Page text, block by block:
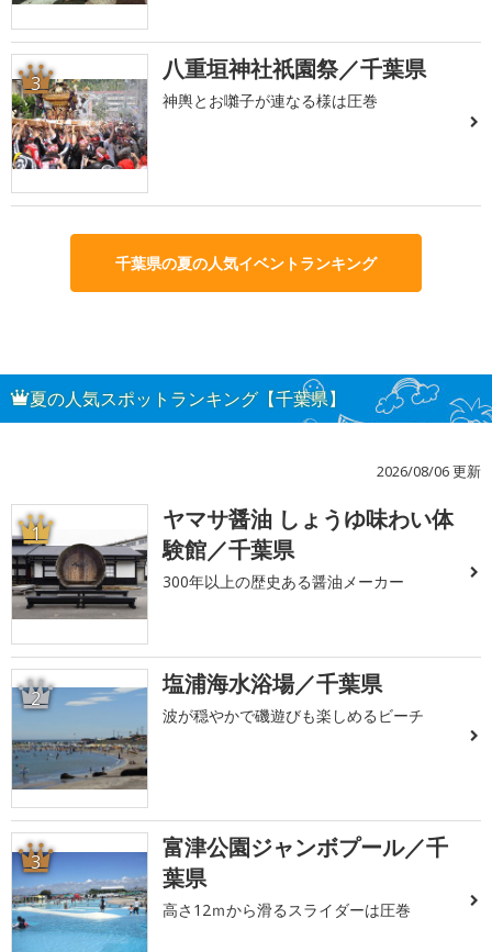
3 八重垣神社祇園祭／千葉県
神輿とお囃子が連なる様は圧巻
千葉県の夏の人気イベントランキング
夏の人気スポットランキング【千葉県】
2026/08/06 更新
1
ヤマサ醤油 しょうゆ味わい体
験館／千葉県
300年以上の歴史ある醤油メーカー
2 塩浦海水浴場／千葉県
波が穏やかで磯遊びも楽しめるビーチ
3
富津公園ジャンボプール／千
葉県
高さ12ｍから滑るスライダーは圧巻